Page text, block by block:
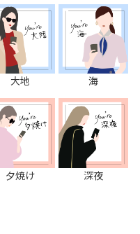
大地 海
夕焼け 深夜